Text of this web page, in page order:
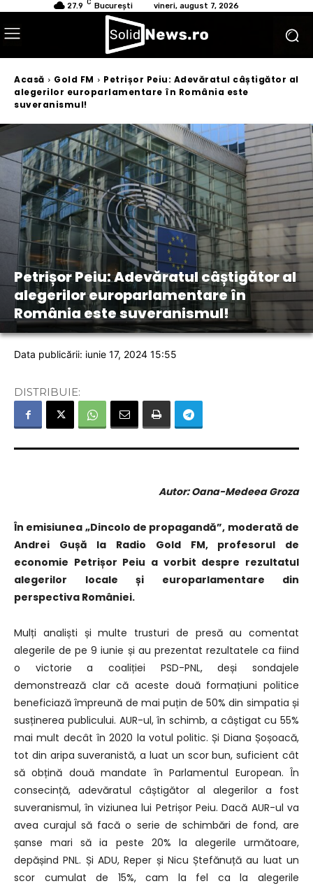
27.9 C București vineri, august 7, 2026
Acasă Gold FM
Petrișor Peiu: Adevăratul câștigător al
alegerilor europarlamentare în România este
suveranismul!
Petrișor Peiu: Adevăratul câștigător al
alegerilor europarlamentare în
România este suveranismul!
Data publicării: iunie 17, 2024 15:55
DISTRIBUIE:
Autor: Oana-Medeea Groza
În emisiunea „Dincolo de propagandă”, moderată de
Andrei Gușă la Radio Gold FM, profesorul de
economie Petrișor Peiu a vorbit despre rezultatul
alegerilor locale și europarlamentare din
perspectiva României.
Mulți analiști și multe trusturi de presă au comentat
alegerile de pe 9 iunie și au prezentat rezultatele ca fiind
o victorie a coaliției PSD-PNL, deși sondajele
demonstrează clar că aceste două formațiuni politice
beneficiază împreună de mai puțin de 50% din simpatia și
susținerea publicului. AUR-ul, în schimb, a câștigat cu 55%
mai mult decât în 2020 la votul politic. Și Diana Șoșoacă,
tot din aripa suveranistă, a luat un scor bun, suficient cât
să obțină două mandate în Parlamentul European. În
consecință, adevăratul câștigător al alegerilor a fost
suveranismul, în viziunea lui Petrișor Peiu. Dacă AUR-ul va
avea curajul să facă o serie de schimbări de fond, are
șanse mari să ia peste 20% la alegerile următoare,
depășind PNL. Și ADU, Reper și Nicu Ștefănuță au luat un
scor cumulat de 15%, cam la fel ca la alegerile